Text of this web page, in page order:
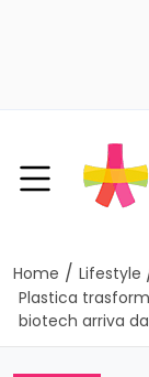
Home / Lifestyle
Plastica
biotech arriva